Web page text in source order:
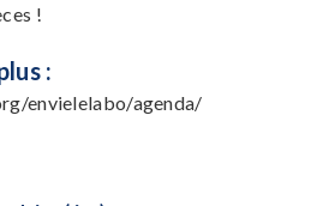
!
:
envielelabo/agenda/